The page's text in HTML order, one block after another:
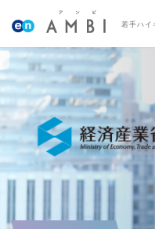
若手ハイ